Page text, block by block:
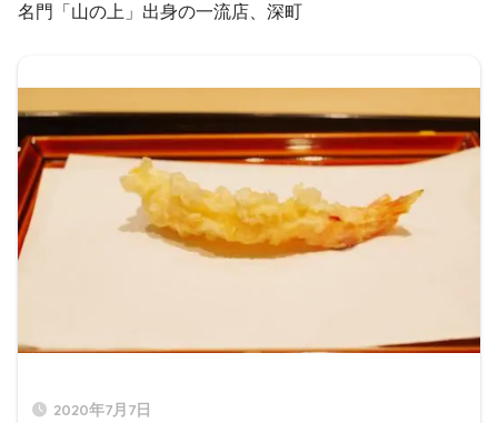
名門「山の上」出身の一流店、深町
2020年7月7日